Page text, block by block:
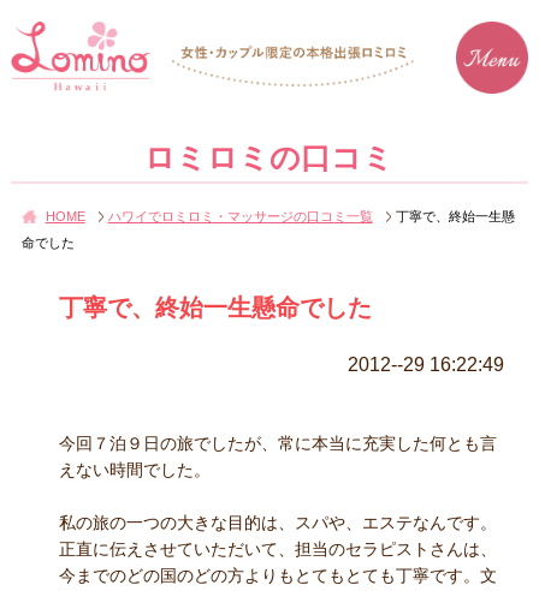
ロミロミの口コミ
HOME ハワイでロミロミ・マッサージの口コミ一覧
丁寧で、終始一生懸
命でした
丁寧で、終始一生懸命でした
2012--29 16:22:49
今回７泊９日の旅でしたが、常に本当に充実した何とも言
えない時間でした。
私の旅の一つの大きな目的は、スパや、エステなんです。
正直に伝えさせていただいて、担当のセラピストさんは、
今までのどの国のどの方よりもとてもとても丁寧です。文